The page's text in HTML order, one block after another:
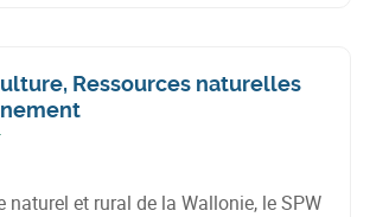
Ressources naturelles
naturel et rural de la Wallonie, le SPW